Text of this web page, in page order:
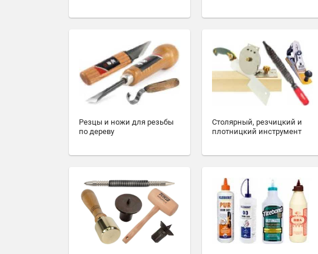
Резцы и ножи для резьбы
по дереву
Столярный, резчицкий и
плотницкий инструмент